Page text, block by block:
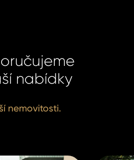
nabídky
nemovitosti.